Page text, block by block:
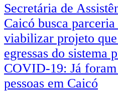
Secretária de
Caicó busca
viabilizar projeto que
egressas do sistema
COVID-19: Já
pessoas em Caicó